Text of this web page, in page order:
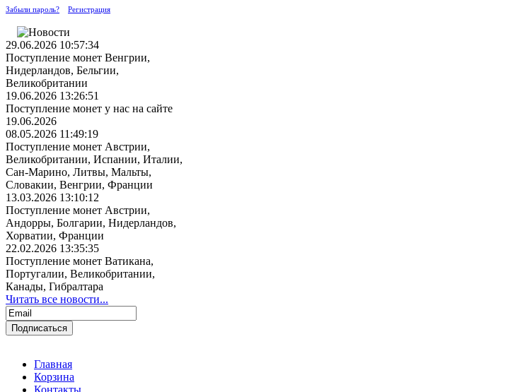
Забыли пароль? Регистрация
29.06.2026 10:57:34
Поступление монет Венгрии,
Нидерландов, Бельгии,
Великобритании
19.06.2026 13:26:51
Поступление монет у нас на сайте
19.06.2026
08.05.2026 11:49:19
Поступление монет Австрии,
Великобритании, Испании, Италии,
Сан-Марино, Литвы, Мальты,
Словакии, Венгрии, Франции
13.03.2026 13:10:12
Поступление монет Австрии,
Андорры, Болгарии, Нидерландов,
Хорватии, Франции
22.02.2026 13:35:35
Поступление монет Ватикана,
Португалии, Великобритании,
Канады, Гибралтара
Читать все новости...
Главная
Корзина
Контакты